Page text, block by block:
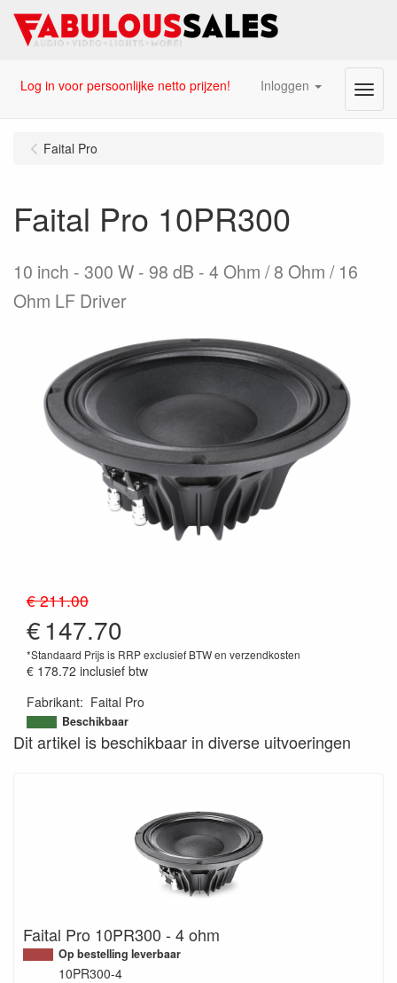
Log in voor persoonlijke netto prijzen! Inloggen Menu
Faital Pro
Faital Pro 10PR300
10 inch - 300 W - 98 dB - 4 Ohm / 8 Ohm / 16
Ohm LF Driver
€ 211.00
€147.70
*Standaard Prijs is RRP exclusief BTW en verzendkosten
€ 178.72 inclusief btw
Fabrikant: Faital Pro
Beschikbaar
Dit artikel is beschikbaar in diverse uitvoeringen
Faital Pro 10PR300 - 4 ohm
Op bestelling leverbaar
10PR300-4